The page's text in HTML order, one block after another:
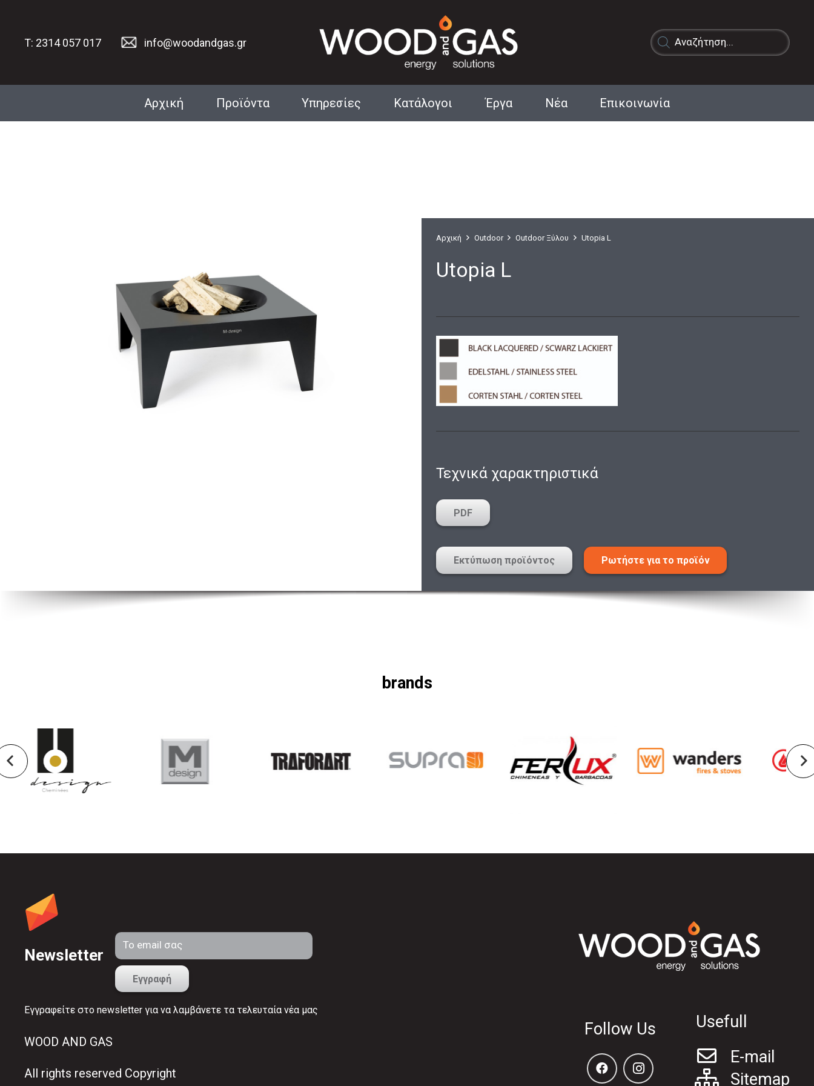
T: 2314 057 017 info@woodandgas.gr
Products
search
Αρχική Προϊόντα Υπηρεσίες Κατάλογοι Έργα Νέα Επικοινωνία
Αρχική Outdoor Outdoor Ξύλου Utopia L
Utopia L
Τεχνικά χαρακτηριστικά
PDF
Εκτύπωση προϊόντος Ρωτήστε για το προϊόν
brands
Newsletter
Εγγραφείτε στο newsletter για να λαμβάνετε τα τελευταία νέα μας
WOOD AND GAS
All rights reserved Copyright
Follow Us
Usefull
E-mail
Sitemap